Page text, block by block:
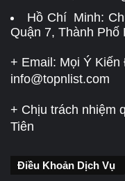
Hồ Chí Minh:
Quận 7, Thành Phố
+ Email: Mọi Ý
info@topnlist.com
+ Chịu trách nhiệm
Tiên
Điều Khoản Dịch Vụ